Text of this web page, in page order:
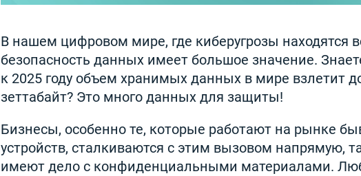
В нашем цифровом мире, где киберугрозы находятся
безопасность данных имеет большое значение.
к 2025 году объем хранимых данных в мире взлетит
зеттабайт? Это много данных для защиты!
Бизнесы, особенно те, которые работают на рынке
устройств, сталкиваются с этим вызовом напрямую,
имеют дело с конфиденциальными материалами.